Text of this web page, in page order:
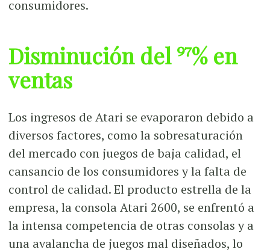
consumidores.
Disminución del 97% en
ventas
Los ingresos de Atari se evaporaron debido a
diversos factores, como la sobresaturación
del mercado con juegos de baja calidad, el
cansancio de los consumidores y la falta de
control de calidad. El producto estrella de la
empresa, la consola Atari 2600, se enfrentó a
la intensa competencia de otras consolas y a
una avalancha de juegos mal diseñados, lo